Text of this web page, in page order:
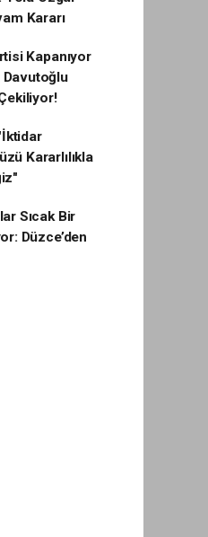
Kararı
Kapanıyor
Davutoğlu
Kararlılıkla
Sıcak Bir
Düzce’den